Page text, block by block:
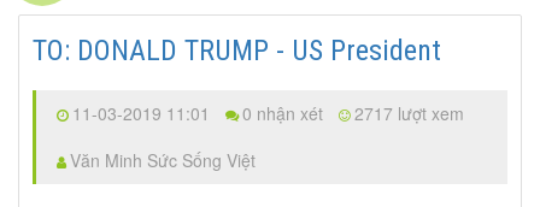
TO: DONALD TRUMP - US President
11-03-2019 11:01 0 nhận xét
2717 lượt xem
Văn Minh Sức Sống Việt